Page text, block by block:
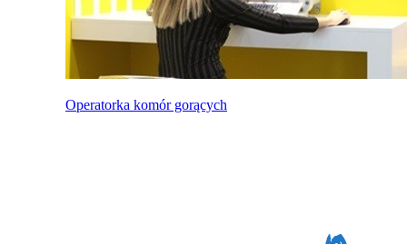
Operatorka komór gorących